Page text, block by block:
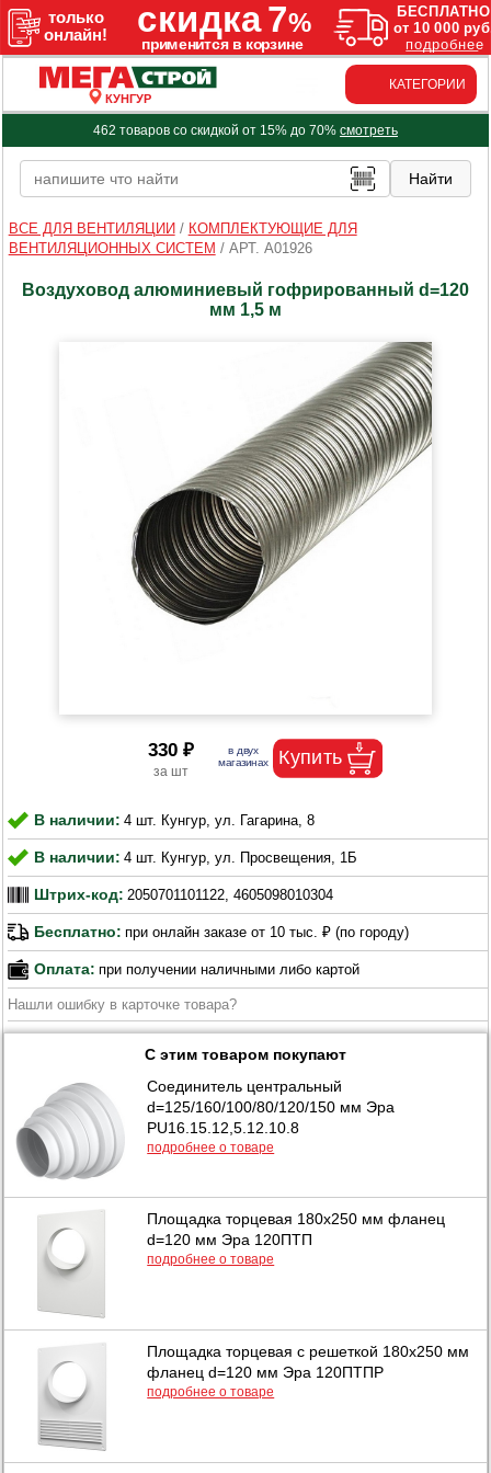
КУНГУР
КАТЕГОРИИ
462 товаров со скидкой от 15% до 70% смотреть
ВСЕ ДЛЯ ВЕНТИЛЯЦИИ / КОМПЛЕКТУЮЩИЕ ДЛЯ
ВЕНТИЛЯЦИОННЫХ СИСТЕМ / АРТ. A01926
Воздуховод алюминиевый гофрированный d=120
мм 1,5 м
330 ₽
В наличии: 4 шт. Кунгур, ул. Гагарина, 8
В наличии: 4 шт. Кунгур, ул. Просвещения, 1Б
Штрих-код: 2050701101122, 4605098010304
Бесплатно: при онлайн заказе от 10 тыс. ₽ (по городу)
Оплата: при получении наличными либо картой
Нашли ошибку в карточке товара?
С этим товаром покупают
Соединитель центральный
d=125/160/100/80/120/150 мм Эра
PU16.15.12,5.12.10.8
подробнее о товаре
Площадка торцевая 180х250 мм фланец
d=120 мм Эра 120ПТП
подробнее о товаре
Площадка торцевая с решеткой 180х250 мм
фланец d=120 мм Эра 120ПТПР
подробнее о товаре